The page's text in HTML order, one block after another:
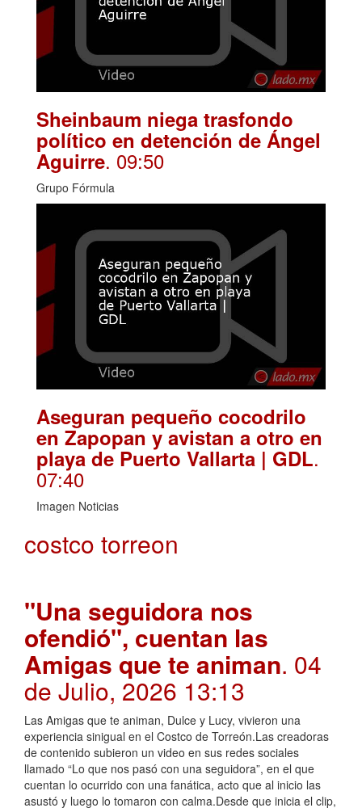
Sheinbaum niega trasfondo
político en detención de Ángel
Aguirre. 09:50
Grupo Fórmula
Aseguran pequeño cocodrilo
en Zapopan y avistan a otro en
playa de Puerto Vallarta | GDL.
07:40
Imagen Noticias
costco torreon
"Una seguidora nos
ofendió", cuentan las
Amigas que te animan. 04
de Julio, 2026 13:13
Las Amigas que te animan, Dulce y Lucy, vivieron una
experiencia sinigual en el Costco de Torreón.Las creadoras
de contenido subieron un video en sus redes sociales
llamado “Lo que nos pasó con una seguidora”, en el que
cuentan lo ocurrido con una fanática, acto que al inicio las
asustó y luego lo tomaron con calma.Desde que inicia el clip,